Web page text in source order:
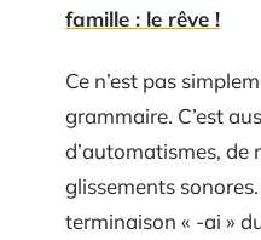
famille : le rêve !
Ce n’est pas
grammaire. C’est
d’automatismes, de
glissements
terminaison « -ai »